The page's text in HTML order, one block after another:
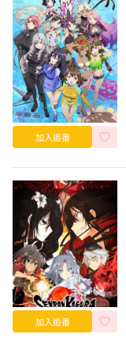
加入追番
加入追番